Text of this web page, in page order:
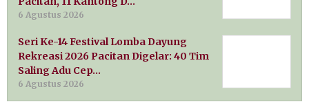
6 Agustus 2026
Seri Ke-14 Festival Lomba Dayung
Rekreasi 2026 Pacitan Digelar: 40 Tim
Saling Adu Cep…
6 Agustus 2026